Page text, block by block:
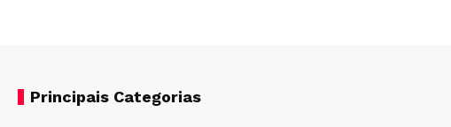
Principais Categorias